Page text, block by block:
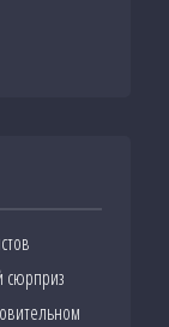
сюрприз